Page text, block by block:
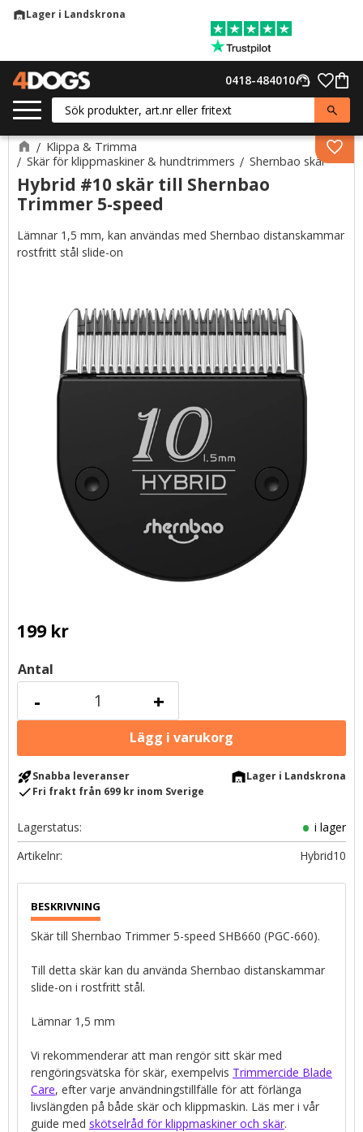
warehouseLager i Landskrona
support_agent
0418-484010
Klippa & Trimma
Skär för klippmaskiner & hundtrimmers
Shernbao skär
Hybrid #10 skär till Shernbao
Trimmer 5-speed
Lämnar 1,5 mm, kan användas med Shernbao distanskammar
rostfritt stål slide-on
199kr
Antal
+
-
rocket_launchSnabba leveranser warehouseLager i Landskrona
checkFri frakt från 699 kr inom Sverige
Lagerstatus
i lager
Artikelnr
Hybrid10
Skär till Shernbao Trimmer 5-speed SHB660 (PGC-660).
Till detta skär kan du använda Shernbao distanskammar
slide-on i rostfritt stål.
Lämnar 1,5 mm
Vi rekommenderar att man rengör sitt skär med
rengöringsvätska för skär, exempelvis Trimmercide Blade
Care, efter varje användningstillfälle för att förlänga
livslängden på både skär och klippmaskin. Läs mer i vår
guide med skötselråd för klippmaskiner och skär.